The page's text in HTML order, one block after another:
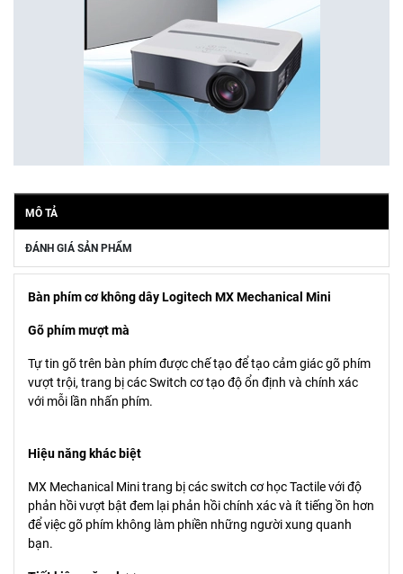
MÔ TẢ
ĐÁNH GIÁ SẢN PHẨM
Bàn phím cơ không dây Logitech MX Mechanical Mini
Gõ phím mượt mà
Tự tin gõ trên bàn phím được chế tạo để tạo cảm giác gõ phím
vượt trội, trang bị các Switch cơ tạo độ ổn định và chính xác
với mỗi lần nhấn phím.
Hiệu năng khác biệt
MX Mechanical Mini trang bị các switch cơ học Tactile với độ
phản hồi vượt bật đem lại phản hồi chính xác và ít tiếng ồn hơn
để việc gõ phím không làm phiền những người xung quanh
bạn.